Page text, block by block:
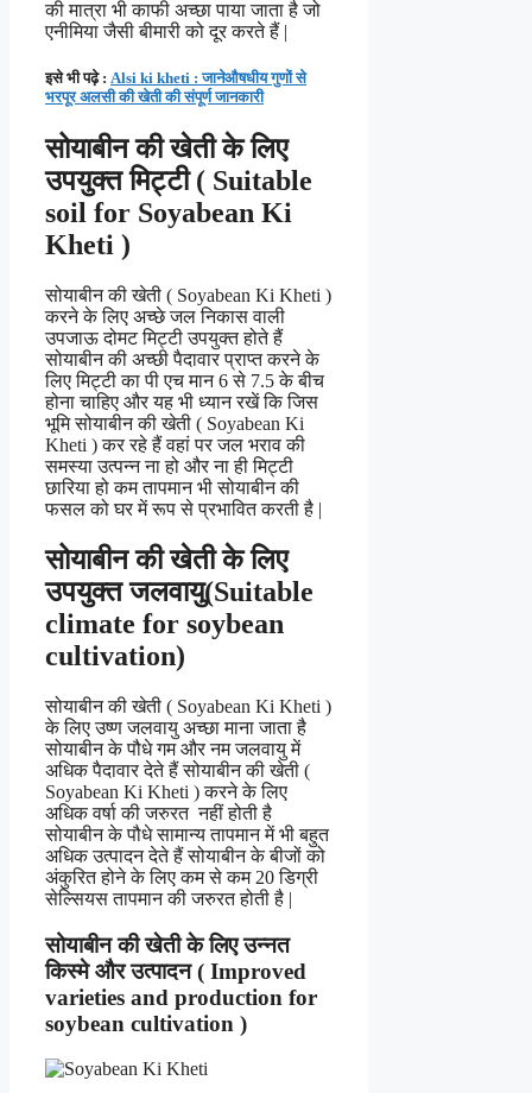
की मात्रा भी काफी अच्छा पाया जाता है जो
एनीमिया जैसी बीमारी को दूर करते हैं |
इसे भी पढ़े : Alsi ki kheti : जानेऔषधीय गुणों से
भरपूर अलसी की खेती की संपूर्ण जानकारी
सोयाबीन की खेती के लिए
उपयुक्त मिट्टी ( Suitable
soil for Soyabean Ki
Kheti )
सोयाबीन की खेती ( Soyabean Ki Kheti )
करने के लिए अच्छे जल निकास वाली
उपजाऊ दोमट मिट्टी उपयुक्त होते हैं
सोयाबीन की अच्छी पैदावार प्राप्त करने के
लिए मिट्टी का पी एच मान 6 से 7.5 के बीच
होना चाहिए और यह भी ध्यान रखें कि जिस
भूमि सोयाबीन की खेती ( Soyabean Ki
Kheti ) कर रहे हैं वहां पर जल भराव की
समस्या उत्पन्न ना हो और ना ही मिट्टी
छारिया हो कम तापमान भी सोयाबीन की
फसल को घर में रूप से प्रभावित करती है |
सोयाबीन की खेती के लिए
उपयुक्त जलवायु(Suitable
climate for soybean
cultivation)
सोयाबीन की खेती ( Soyabean Ki Kheti )
के लिए उष्ण जलवायु अच्छा माना जाता है
सोयाबीन के पौधे गम और नम जलवायु में
अधिक पैदावार देते हैं सोयाबीन की खेती (
Soyabean Ki Kheti ) करने के लिए
अधिक वर्षा की जरुरत नहीं होती है
सोयाबीन के पौधे सामान्य तापमान में भी बहुत
अधिक उत्पादन देते हैं सोयाबीन के बीजों को
अंकुरित होने के लिए कम से कम 20 डिग्री
सेल्सियस तापमान की जरुरत होती है |
सोयाबीन की खेती के लिए उन्नत
किस्मे और उत्पादन ( Improved
varieties and production for
soybean cultivation )